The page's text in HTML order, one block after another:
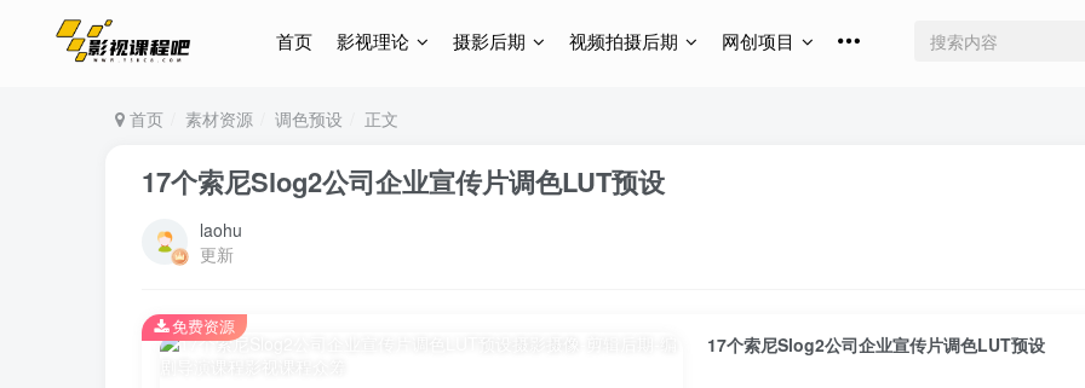
首页 影视理论 摄影后期 视频拍摄后期 网创项目
首页 素材资源 调色预设 正文
17个索尼Slog2公司企业宣传片调色LUT预设
laohu
更新
17个索尼Slog2公司企业宣传片调色LUT预设
免费资源